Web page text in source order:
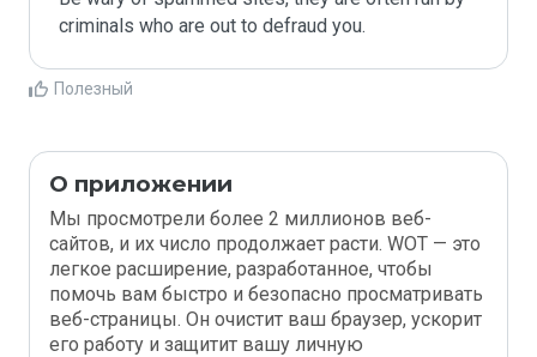
criminals who are out to defraud you.
Полезный
О приложении
Мы просмотрели более 2 миллионов веб-
сайтов, и их число продолжает расти. WOT — это
легкое расширение, разработанное, чтобы
помочь вам быстро и безопасно просматривать
веб-страницы. Он очистит ваш браузер, ускорит
его работу и защитит вашу личную